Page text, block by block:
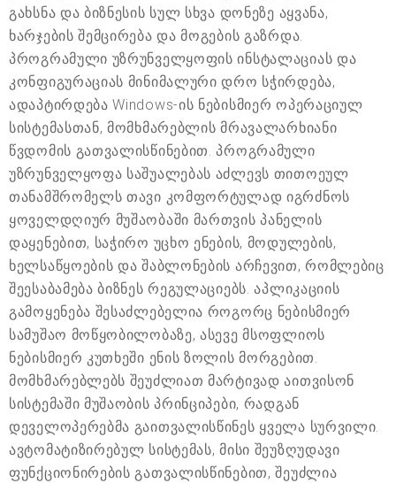
გახსნა და ბიზნესის სულ სხვა დონეზე აყვანა,
ხარჯების შემცირება და მოგების გაზრდა.
პროგრამული უზრუნველყოფის ინსტალაციას და
კონფიგურაციას მინიმალური დრო სჭირდება,
ადაპტირდება Windows-ის ნებისმიერ ოპერაციულ
სისტემასთან, მომხმარებლის მრავალარხიანი
წვდომის გათვალისწინებით. პროგრამული
უზრუნველყოფა საშუალებას აძლევს თითოეულ
თანამშრომელს თავი კომფორტულად იგრძნოს
ყოველდღიურ მუშაობაში მართვის პანელის
დაყენებით, საჭირო უცხო ენების, მოდულების,
ხელსაწყოების და შაბლონების არჩევით, რომლებიც
შეესაბამება ბიზნეს რეგულაციებს. აპლიკაციის
გამოყენება შესაძლებელია როგორც ნებისმიერ
სამუშაო მოწყობილობაზე, ასევე მსოფლიოს
ნებისმიერ კუთხეში ენის ზოლის მორგებით.
მომხმარებლებს შეუძლიათ მარტივად აითვისონ
სისტემაში მუშაობის პრინციპები, რადგან
დეველოპერებმა გაითვალისწინეს ყველა სურვილი.
ავტომატიზირებულ სისტემას, მისი შეუზღუდავი
ფუნქციონირების გათვალისწინებით, შეუძლია